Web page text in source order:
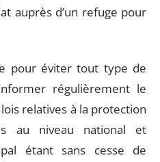
auprès d’un refuge pour
pour éviter tout type de
régulièrement le
relatives à la protection
au niveau national et
étant sans cesse de